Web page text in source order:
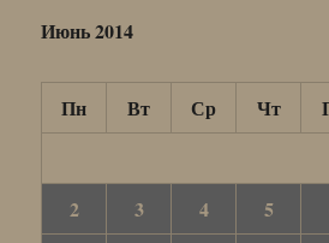
Июнь 2014
Пн Вт Ср Чт
2
3 4 5